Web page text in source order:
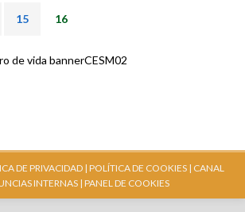
15 16
DE PRIVACIDAD |POLÍTICA DE COOKIES | CANAL
INTERNAS| PANEL DE COOKIES